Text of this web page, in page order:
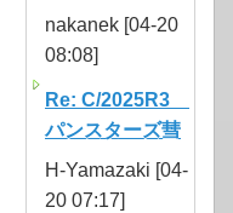
nakanek [04-20
08:08]
Re: C/2025R3
パンスターズ彗
H-Yamazaki [04-
20 07:17]